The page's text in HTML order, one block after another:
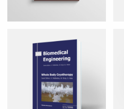
EUROPEAN JOURNAL OF
MANAGEMENT AND SOCIAL SCIENCE